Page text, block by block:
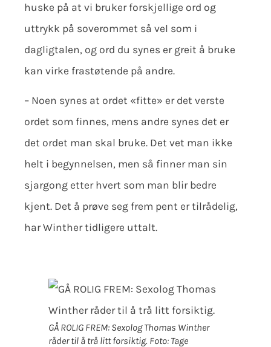
huske på at vi bruker forskjellige ord og
uttrykk på soverommet så vel som i
dagligtalen, og ord du synes er greit å bruke
kan virke frastøtende på andre.
– Noen synes at ordet «fitte» er det verste
ordet som finnes, mens andre synes det er
det ordet man skal bruke. Det vet man ikke
helt i begynnelsen, men så finner man sin
sjargong etter hvert som man blir bedre
kjent. Det å prøve seg frem pent er tilrådelig,
har Winther tidligere uttalt.
GÅ ROLIG FREM: Sexolog Thomas Winther
råder til å trå litt forsiktig. Foto: Tage